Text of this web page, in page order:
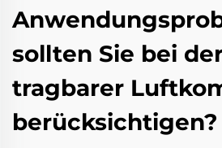
sollten Sie bei
tragbarer
berücksichtigen?